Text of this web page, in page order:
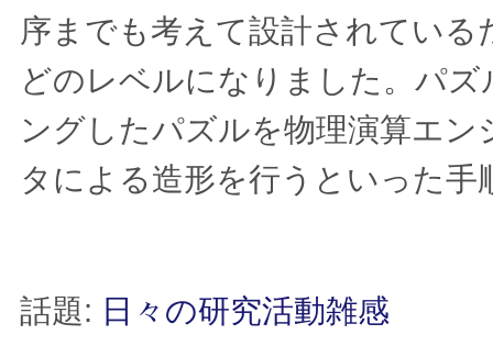
序までも考えて設計されてい
どのレベルになりました。パ
ングしたパズルを物理演算エ
タによる造形を行うといった手
話題: 日々の研究活動雑感